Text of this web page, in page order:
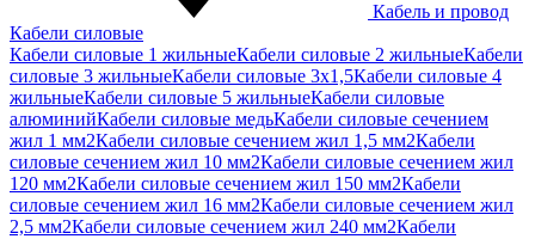
Кабель и провод
Кабели силовые
Кабели силовые 1 жильныеКабели силовые 2 жильныеКабели
силовые 3 жильныеКабели силовые 3х1,5Кабели силовые 4
жильныеКабели силовые 5 жильныеКабели силовые
алюминийКабели силовые медьКабели силовые сечением
жил 1 мм2Кабели силовые сечением жил 1,5 мм2Кабели
силовые сечением жил 10 мм2Кабели силовые сечением жил
120 мм2Кабели силовые сечением жил 150 мм2Кабели
силовые сечением жил 16 мм2Кабели силовые сечением жил
2,5 мм2Кабели силовые сечением жил 240 мм2Кабели